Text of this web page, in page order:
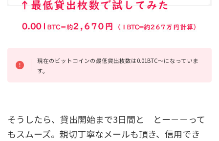
現在のビットコインの最低貸出枚数は0.01BTC～になっていま
す。
そうしたら、貸出開始まで3日間と とー－－って
もスムーズ。親切丁寧なメールも頂き、信用でき